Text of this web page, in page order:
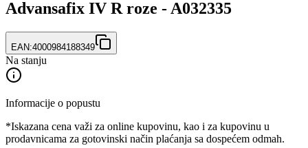
Advansafix IV R roze - A032335
EAN:4000984188349
Na stanju
Informacije o popustu
*Iskazana cena važi za online kupovinu, kao i za kupovinu u
prodavnicama za gotovinski način plaćanja sa dospećem odmah.